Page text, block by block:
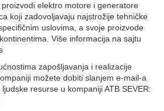
proizvodi elektro motore i generatore
koji zadovoljavaju najstrožije tehničke
uslovima, a svoje proizvode
Više informacija na sajtu
zapošljavanja i realizacije
možete dobiti slanjem e-mail-a
resurse u kompaniji ATB SEVER: